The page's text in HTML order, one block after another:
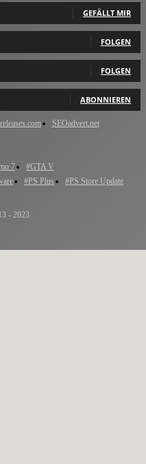
GEFÄLLT MIR
FOLGEN
FOLGEN
ABONNIEREN
SEOadvert.net
7
#GTA V
#PS Plus #PS Store Update
- 2023